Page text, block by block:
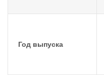
Год выпуска